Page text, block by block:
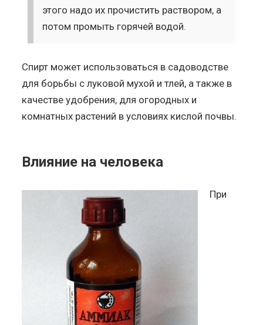
этого надо их прочистить раствором, а
потом промыть горячей водой.
Спирт может использоваться в садоводстве
для борьбы с луковой мухой и тлей, а также в
качестве удобрения, для огородных и
комнатных растений в условиях кислой почвы.
Влияние на человека
При